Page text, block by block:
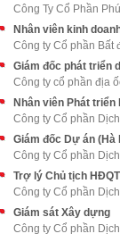
Công Ty Cổ Phần
Công ty Cổ phần Bất
Giám đốc phát triển
Công ty cổ phần địa
Nhân viên Phát triển
Công ty Cổ phần
Giám đốc Dự án (Hà
Công ty Cổ phần
Trợ lý Chủ tịch HĐQT
Công ty Cổ phần
Giám sát Xây dựng
Công ty Cổ phần